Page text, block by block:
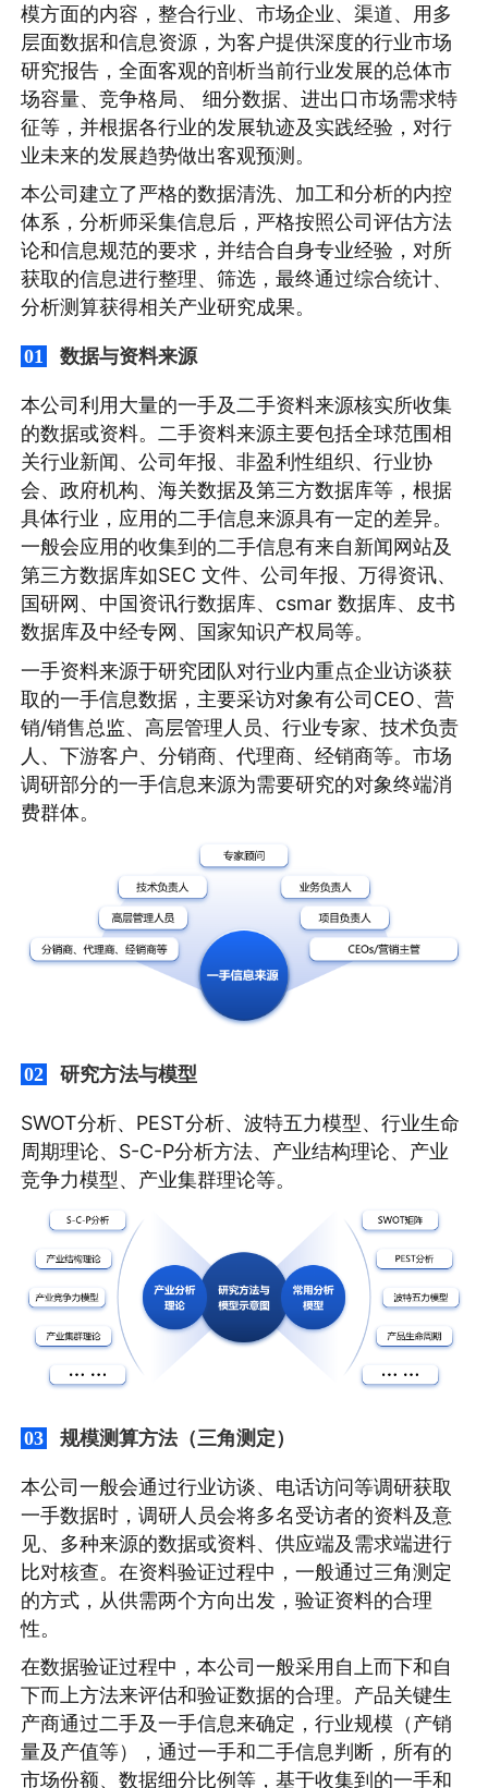
模方面的内容，整合行业、市场企业、渠道、用多
层面数据和信息资源，为客户提供深度的行业市场
研究报告，全面客观的剖析当前行业发展的总体市
场容量、竞争格局、 细分数据、进出口市场需求特
征等，并根据各行业的发展轨迹及实践经验，对行
业未来的发展趋势做出客观预测。
本公司建立了严格的数据清洗、加工和分析的内控
体系，分析师采集信息后，严格按照公司评估方法
论和信息规范的要求，并结合自身专业经验，对所
获取的信息进行整理、筛选，最终通过综合统计、
分析测算获得相关产业研究成果。
01 数据与资料来源
本公司利用大量的一手及二手资料来源核实所收集
的数据或资料。二手资料来源主要包括全球范围相
关行业新闻、公司年报、非盈利性组织、行业协
会、政府机构、海关数据及第三方数据库等，根据
具体行业，应用的二手信息来源具有一定的差异。
一般会应用的收集到的二手信息有来自新闻网站及
第三方数据库如SEC 文件、公司年报、万得资讯、
国研网、中国资讯行数据库、csmar 数据库、皮书
数据库及中经专网、国家知识产权局等。
一手资料来源于研究团队对行业内重点企业访谈获
取的一手信息数据，主要采访对象有公司CEO、营
销/销售总监、高层管理人员、行业专家、技术负责
人、下游客户、分销商、代理商、经销商等。市场
调研部分的一手信息来源为需要研究的对象终端消
费群体。
02 研究方法与模型
SWOT分析、PEST分析、波特五力模型、行业生命
周期理论、S-C-P分析方法、产业结构理论、产业
竞争力模型、产业集群理论等。
03 规模测算方法（三角测定）
本公司一般会通过行业访谈、电话访问等调研获取
一手数据时，调研人员会将多名受访者的资料及意
见、多种来源的数据或资料、供应端及需求端进行
比对核查。在资料验证过程中，一般通过三角测定
的方式，从供需两个方向出发，验证资料的合理
性。
在数据验证过程中，本公司一般采用自上而下和自
下而上方法来评估和验证数据的合理。产品关键生
产商通过二手及一手信息来确定，行业规模（产销
量及产值等），通过一手和二手信息判断，所有的
市场份额、数据细分比例等，基于收集到的一手和